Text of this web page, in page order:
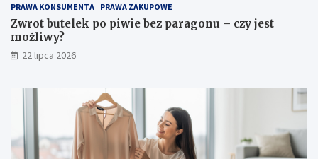
PRAWA KONSUMENTA PRAWA ZAKUPOWE
Zwrot butelek po piwie bez paragonu – czy jest
możliwy?
22 lipca 2026